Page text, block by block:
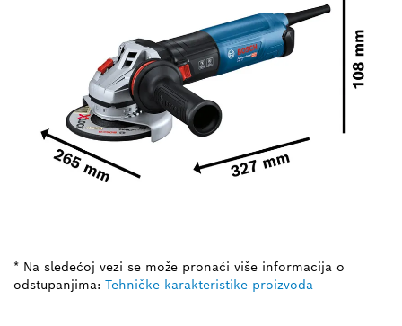
* Na sledećoj vezi se može pronaći više informacija o
odstupanjima: Tehničke karakteristike proizvoda